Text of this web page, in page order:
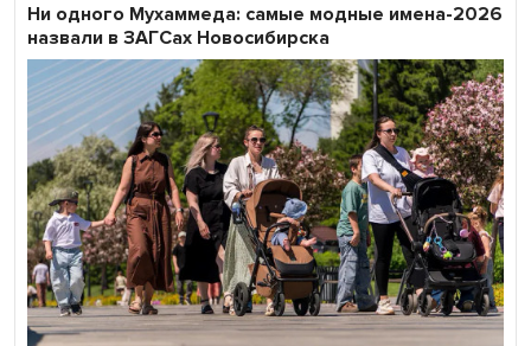
Ни одного Мухаммеда: самые модные имена-2026
назвали в ЗАГСах Новосибирска